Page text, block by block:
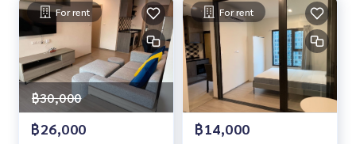
For rent
฿30,000
฿26,000
For rent
฿14,000